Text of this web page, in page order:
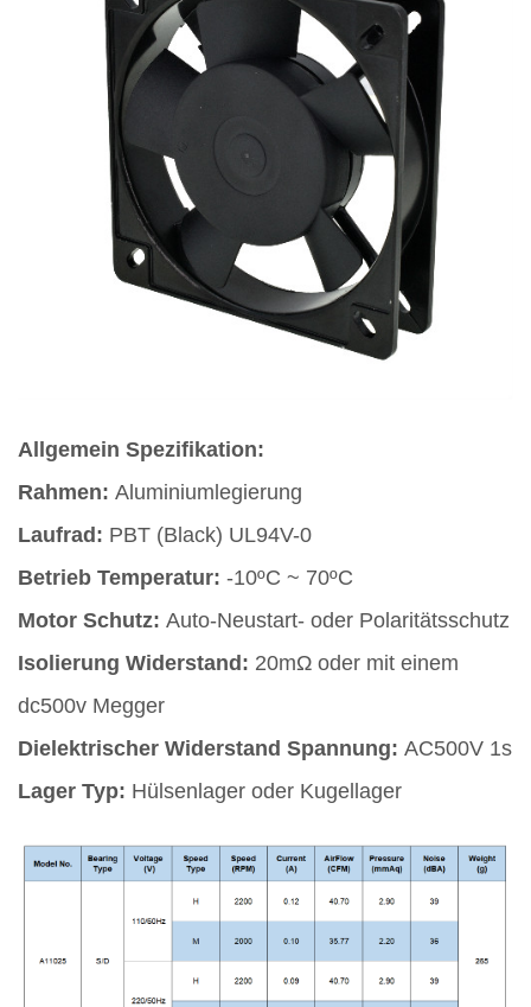
Allgemein Spezifikation:
Rahmen: Aluminiumlegierung
Laufrad: PBT (Black) UL94V-0
Betrieb Temperatur: -10ºC ~ 70ºC
Motor Schutz: Auto-Neustart- oder Polaritätsschutz
Isolierung Widerstand: 20mΩ oder mit einem
dc500v Megger
Dielektrischer Widerstand Spannung: AC500V 1s
Lager Typ: Hülsenlager oder Kugellager